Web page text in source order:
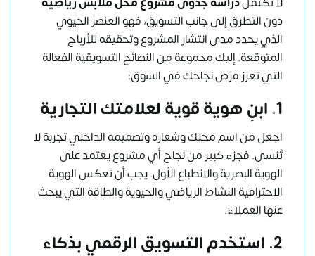
دون التطرق إلى جانب التسويق، فهو العنصر الحيوي
الذي يحدد مدى انتشار المشروع وتحقيقه للأرباح
المتوقعة. إليك مجموعة من النصائح التسويقية الفعالة
التي تعزز فرص نجاحك في السوق:
1. ابنِ هوية قوية لعلامتك التجارية
اجعل من اسم محلك وشعاره وتصميمه الداخلي تجربة لا
تُنسى. فجزء كبير من نجاح أي مشروع يعتمد على
الهوية البصرية والانطباع الأول. يجب أن تعكس الهوية
الاحترافية النشاط الرياضي والحيوية والطاقة التي يبحث
عنها العملاء.
2. استخدم التسويق الرقمي بذكاء